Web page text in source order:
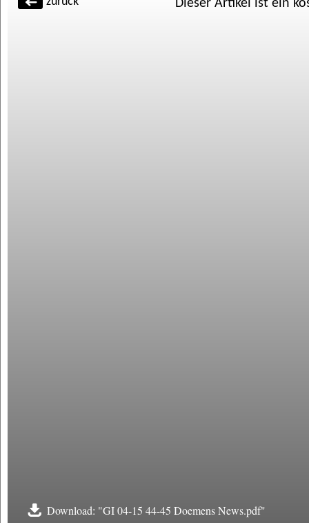
Dieser Artikel ist ein
Download: "GI 04-15 44-45 Doemens News.pdf"